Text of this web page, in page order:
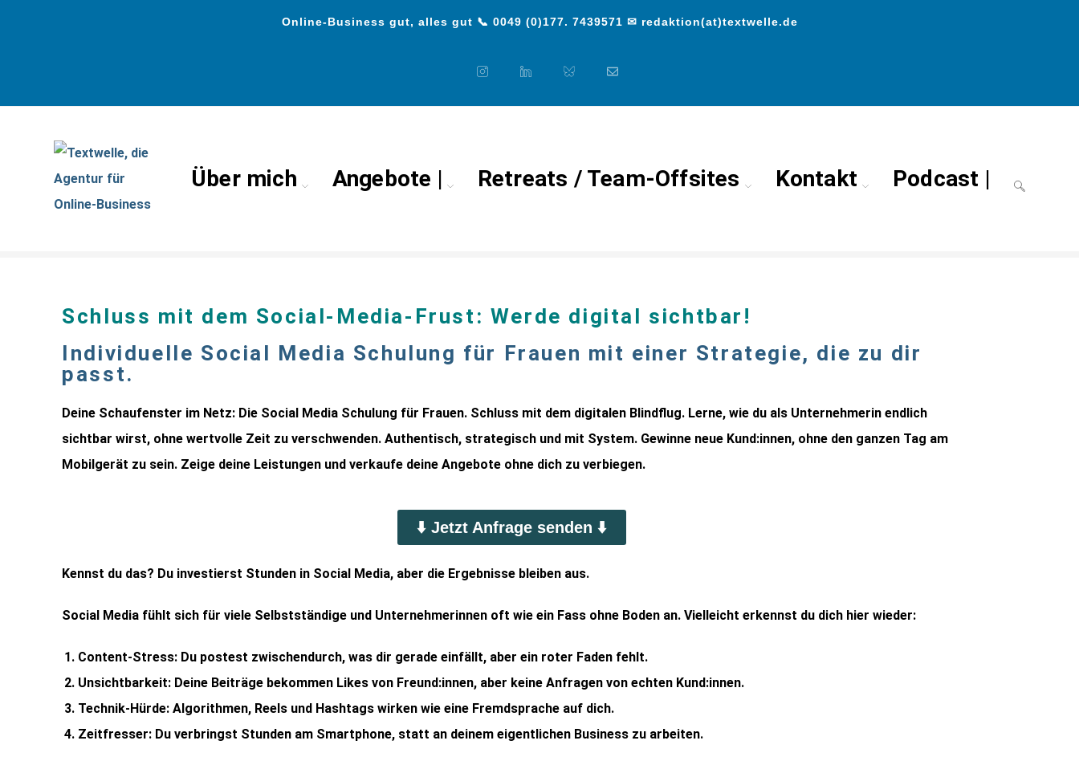
Online-Business gut, alles gut 📞 0049 (0)177. 7439571 ✉ redaktion(at)textwelle.de
Über mich Angebote | Retreats / Team-Offsites Kontakt Podcast |
>> Social Media Schulung << speziell für Frauen*
Schluss mit dem Social-Media-Frust: Werde digital sichtbar!
Individuelle Social Media Schulung für Frauen mit einer Strategie, die zu dir
passt.
Deine Schaufenster im Netz: Die Social Media Schulung für Frauen. Schluss mit dem digitalen Blindflug. Lerne, wie du als Unternehmerin endlich
sichtbar wirst, ohne wertvolle Zeit zu verschwenden. Authentisch, strategisch und mit System. Gewinne neue Kund:innen, ohne den ganzen Tag am
Mobilgerät zu sein. Zeige deine Leistungen und verkaufe deine Angebote ohne dich zu verbiegen.
⬇️ Jetzt Anfrage senden ⬇️
Kennst du das? Du investierst Stunden in Social Media, aber die Ergebnisse bleiben aus.
Social Media fühlt sich für viele Selbstständige und Unternehmerinnen oft wie ein Fass ohne Boden an. Vielleicht erkennst du dich hier wieder:
Content-Stress: Du postest zwischendurch, was dir gerade einfällt, aber ein roter Faden fehlt.
Unsichtbarkeit: Deine Beiträge bekommen Likes von Freund:innen, aber keine Anfragen von echten Kund:innen.
Technik-Hürde: Algorithmen, Reels und Hashtags wirken wie eine Fremdsprache auf dich.
Zeitfresser: Du verbringst Stunden am Smartphone, statt an deinem eigentlichen Business zu arbeiten.